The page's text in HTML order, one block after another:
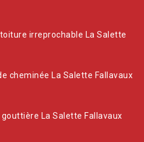
irreprochable La Salette
cheminée La Salette Fallavaux
La Salette Fallavaux